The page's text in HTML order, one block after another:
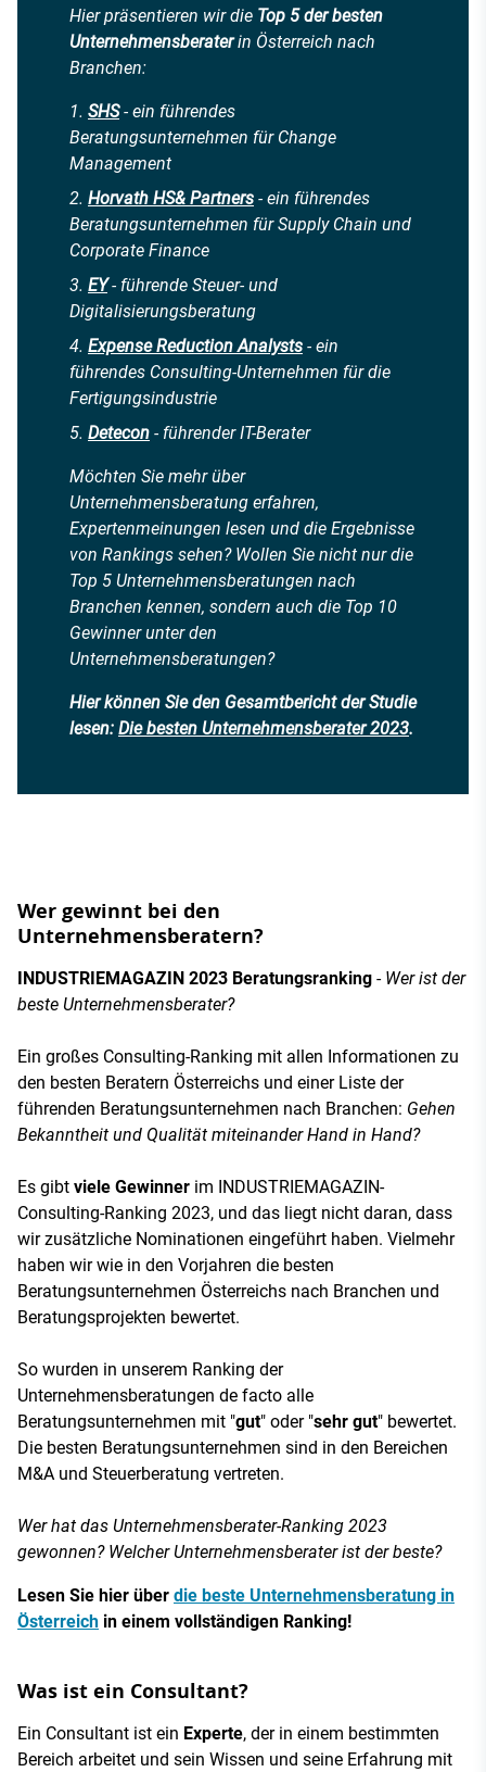
Hier präsentieren wir die Top 5 der besten
Unternehmensberaterin Österreich nach
Branchen:
SHS - ein führendes
Beratungsunternehmen für Change
Management
Horvath HS& Partners - ein führendes
Beratungsunternehmen für Supply Chain und
Corporate Finance
EY - führende Steuer- und
Digitalisierungsberatung
Expense Reduction Analysts - ein
führendes Consulting-Unternehmen für die
Fertigungsindustrie
Detecon - führender IT-Berater
Möchten Sie mehr über
Unternehmensberatung erfahren,
Expertenmeinungen lesen und die Ergebnisse
von Rankings sehen? Wollen Sie nicht nur die
Top 5 Unternehmensberatungen nach
Branchen kennen, sondern auch die Top 10
Gewinner unter den
Unternehmensberatungen?
Hier können Sie den Gesamtbericht der Studie
lesen: Die besten Unternehmensberater 2023.
Wer gewinnt bei den
Unternehmensberatern?
INDUSTRIEMAGAZIN 2023 Beratungsranking - Wer ist der
beste Unternehmensberater?
Ein großes Consulting-Ranking mit allen Informationen zu
den besten Beratern Österreichs und einer Liste der
führenden Beratungsunternehmen nach Branchen: Gehen
Bekanntheit und Qualität miteinander Hand in Hand?
Es gibt viele Gewinner im INDUSTRIEMAGAZIN-
Consulting-Ranking 2023, und das liegt nicht daran, dass
wir zusätzliche Nominationen eingeführt haben. Vielmehr
haben wir wie in den Vorjahren die besten
Beratungsunternehmen Österreichs nach Branchen und
Beratungsprojekten bewertet.
So wurden in unserem Ranking der
Unternehmensberatungen de facto alle
Beratungsunternehmen mit "gut" oder "sehr gut" bewertet.
Die besten Beratungsunternehmen sind in den Bereichen
M&A und Steuerberatung vertreten.
Wer hat das Unternehmensberater-Ranking 2023
gewonnen? Welcher Unternehmensberater ist der beste?
Lesen Sie hier über die beste Unternehmensberatung in
Österreich in einem vollständigen Ranking!
Was ist ein Consultant?
Ein Consultant ist ein Experte, der in einem bestimmten
Bereich arbeitet und sein Wissen und seine Erfahrung mit